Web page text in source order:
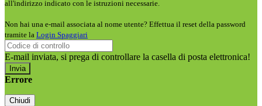
all'indirizzo indicato con le istruzioni necessarie.
Non hai una e-mail associata al nome utente? Effettua il reset della password
tramite la Login Spaggiari
E-mail inviata, si prega di controllare la casella di posta elettronica!
Errore
Chiudi